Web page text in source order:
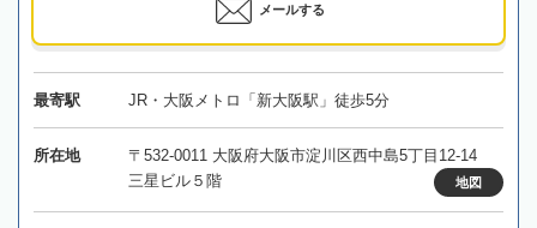
メールする
最寄駅 JR・大阪メトロ「新大阪駅」徒歩5分
所在地
〒532-0011 大阪府大阪市淀川区西中島5丁目12-14
三星ビル５階
地図